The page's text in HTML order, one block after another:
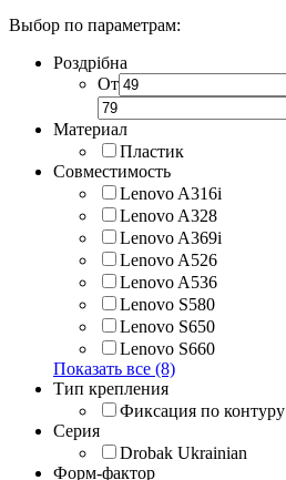
Выбор по параметрам:
Роздрібна
От
Материал
Пластик
Совместимость
Lenovo A316i
Lenovo A328
Lenovo A369i
Lenovo A526
Lenovo A536
Lenovo S580
Lenovo S650
Lenovo S660
Показать все (8)
Тип крепления
Фиксация по контуру
Серия
Drobak Ukrainian
Форм-фактор